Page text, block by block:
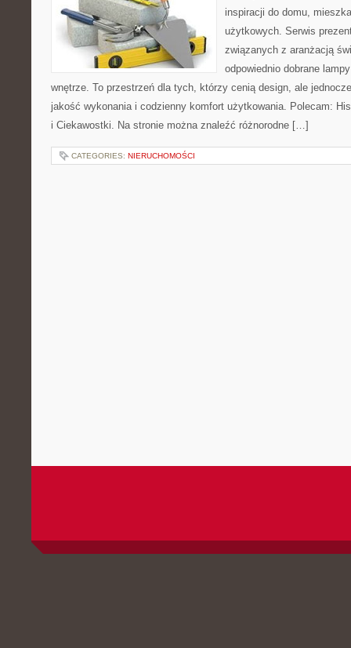
inspiracji do domu,
użytkowych. Serwis
związanych z aranżacją
odpowiednio dobrane
wnętrze. To przestrzeń dla tych, którzy cenią design, ale
jakość wykonania i codzienny komfort użytkowania. Polecam:
i Ciekawostki. Na stronie można znaleźć różnorodne […]
CATEGORIES: NIERUCHOMOŚCI